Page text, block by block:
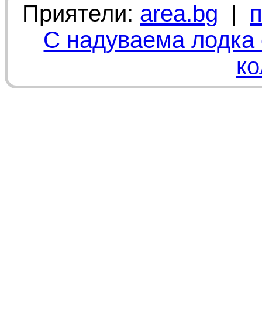
Приятели: area.bg |
С надуваема лодка